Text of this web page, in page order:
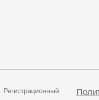
Регистрационный